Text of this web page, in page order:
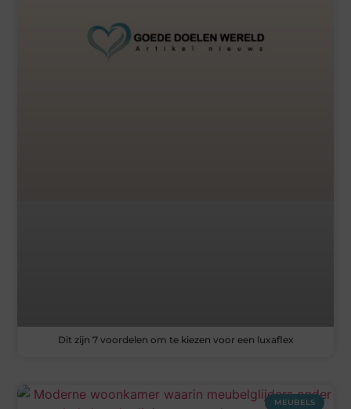
Dit zijn 7 voordelen om te kiezen voor een luxaflex
MEUBELS